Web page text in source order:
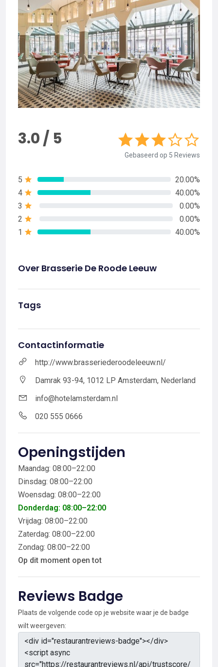
3.0 / 5
Gebaseerd op 5 Reviews
5
20.00%
4
40.00%
3
0.00%
2
0.00%
1
40.00%
Over Brasserie De Roode Leeuw
Tags
Contactinformatie
http://www.brasseriederoodeleeuw.nl/
Damrak 93-94, 1012 LP Amsterdam, Nederland
info@hotelamsterdam.nl
020 555 0666
Openingstijden
Maandag: 08:00–22:00
Dinsdag: 08:00–22:00
Woensdag: 08:00–22:00
Donderdag: 08:00–22:00
Vrijdag: 08:00–22:00
Zaterdag: 08:00–22:00
Zondag: 08:00–22:00
Op dit moment open tot
Reviews Badge
Plaats de volgende code op je website waar je de badge
wilt weergeven: